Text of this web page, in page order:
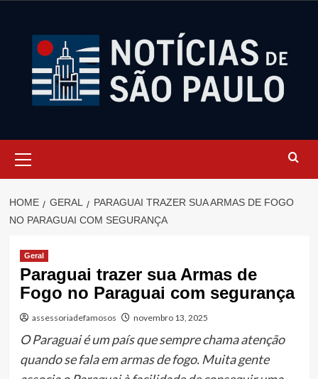
Menu
HOME GERAL
PARAGUAI TRAZER SUA ARMAS DE FOGO
NO PARAGUAI COM SEGURANÇA
Geral
Paraguai trazer sua Armas de
Fogo no Paraguai com segurança
assessoriadefamosos novembro 13, 2025
O Paraguai é um país que sempre chama atenção
quando se fala em armas de fogo. Muita gente